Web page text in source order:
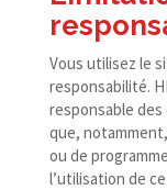
Vous utilisez le
responsabilité.
responsable
que,
ou de
l’utilisation de